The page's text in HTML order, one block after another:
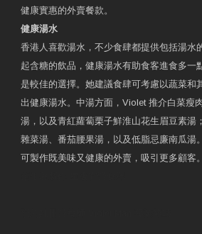
健康實惠的外賣餐款。
健康湯水
香港人喜歡湯水，不少食肆都提供包括湯水
起含糖的飲品，健康湯水有助食客進食多一
是較佳的選擇。她建議食肆可考慮以蔬菜和
出健康湯水。中湯方面，Violet 推介白菜瘦
湯，以及青紅蘿蔔栗子鮮淮山花生眉豆素湯
雜菜湯、番茄腰果湯，以及低脂忌廉南瓜湯
可製作既美味又健康的外賣，吸引更多顧客。